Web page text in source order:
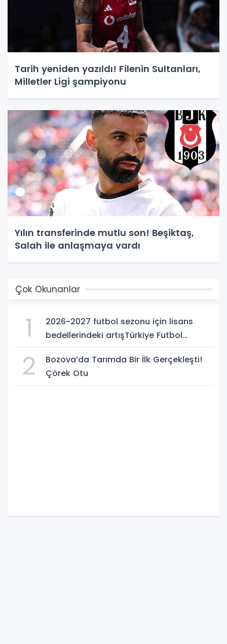
Tarih yeniden yazıldı! Filenin Sultanları,
Milletler Ligi şampiyonu
Yılın transferinde mutlu son! Beşiktaş,
Salah ile anlaşmaya vardı
Çok Okunanlar
1
2026-2027 futbol sezonu için lisans
bedellerindeki artışTürkiye Futbol
2
Bozova’da Tarımda Bir İlk Gerçekleşti!
Çörek Otu